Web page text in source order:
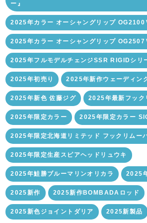
ー』
2025年カラー オーシャングリップ
2025年カラー オーシャングリップ
2025年フルモデルチェンジSSR RIGIDシリ
2025年初売り 2025年新作ウェーディン
2025年新色 佐藤ジグ 2025年最新フック
2025年限定カラー 2025年限定カラー
2025年限定北海道リミテッド フックリムー
2025年限定生産スピアヘッドリュウキ
2025年鮭勝ブルーマリンオリカラ 2025
2025新作 2025新作BOMBADAロッド
2025新色ジョイントダリア 2025新製品